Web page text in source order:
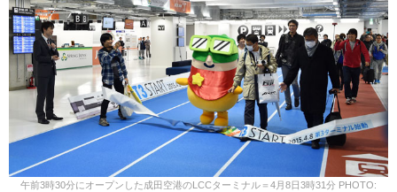
午前3時30分にオープンした成田空港のLCCターミナル＝4月8日3時31分 PHOTO: